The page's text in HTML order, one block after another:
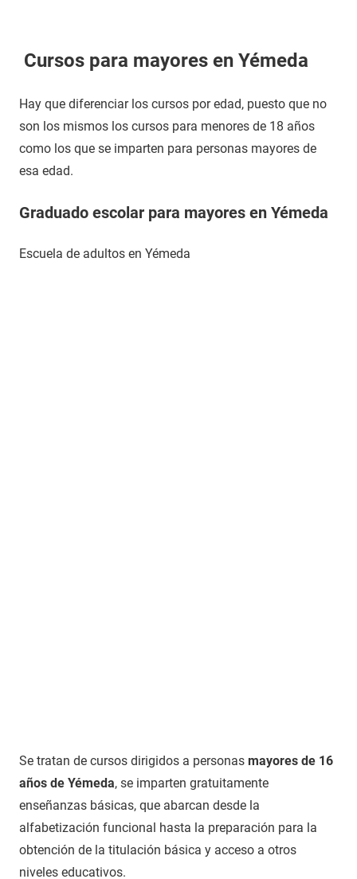
Cursos para mayores en Yémeda
Hay que diferenciar los cursos por edad, puesto que no
son los mismos los cursos para menores de 18 años
como los que se imparten para personas mayores de
esa edad.
Graduado escolar para mayores en Yémeda
Escuela de adultos en Yémeda
Se tratan de cursos dirigidos a personas mayores de 16
años de Yémeda, se imparten gratuitamente
enseñanzas básicas, que abarcan desde la
alfabetización funcional hasta la preparación para la
obtención de la titulación básica y acceso a otros
niveles educativos.